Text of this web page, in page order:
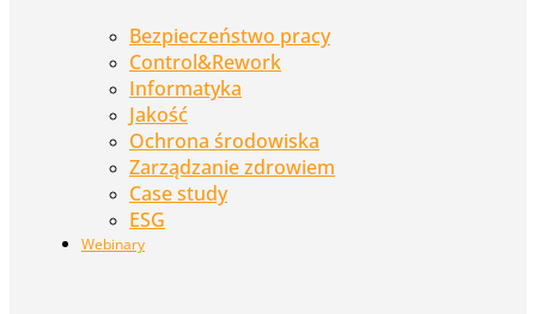
Bezpieczeństwo pracy
Control&Rework
Informatyka
Jakość
Ochrona środowiska
Zarządzanie zdrowiem
Case study
ESG
Webinary